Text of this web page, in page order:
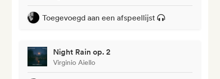
Toegevoegd aan een afspeellijst
Night Rain op. 2
Virginio Aiello